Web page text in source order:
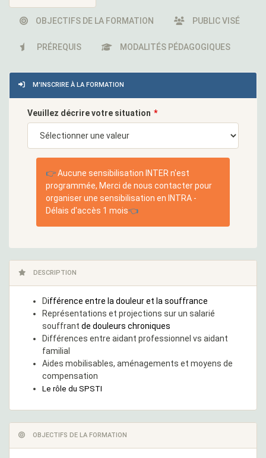
OBJECTIFS DE LA FORMATION PUBLIC VISÉ
PRÉREQUIS MODALITÉS PÉDAGOGIQUES
M'INSCRIRE À LA FORMATION
Veuillez décrire votre situation
👉Aucune sensibilisation INTER n'est
programmée, Merci de nous contacter pour
organiser une sensibilisation en INTRA -
Délais d'accès 1 mois👈
DESCRIPTION
Différence entre la douleur et la souffrance
Représentations et projections sur un salarié
souffrant de douleurs chroniques
Différences entre aidant professionnel vs aidant
familial
Aides mobilisables, aménagements et moyens de
compensation
Le rôle du SPSTI
OBJECTIFS DE LA FORMATION